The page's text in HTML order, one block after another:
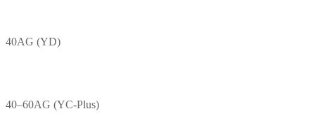
40AG (YD)
40–60AG (YC-Plus)